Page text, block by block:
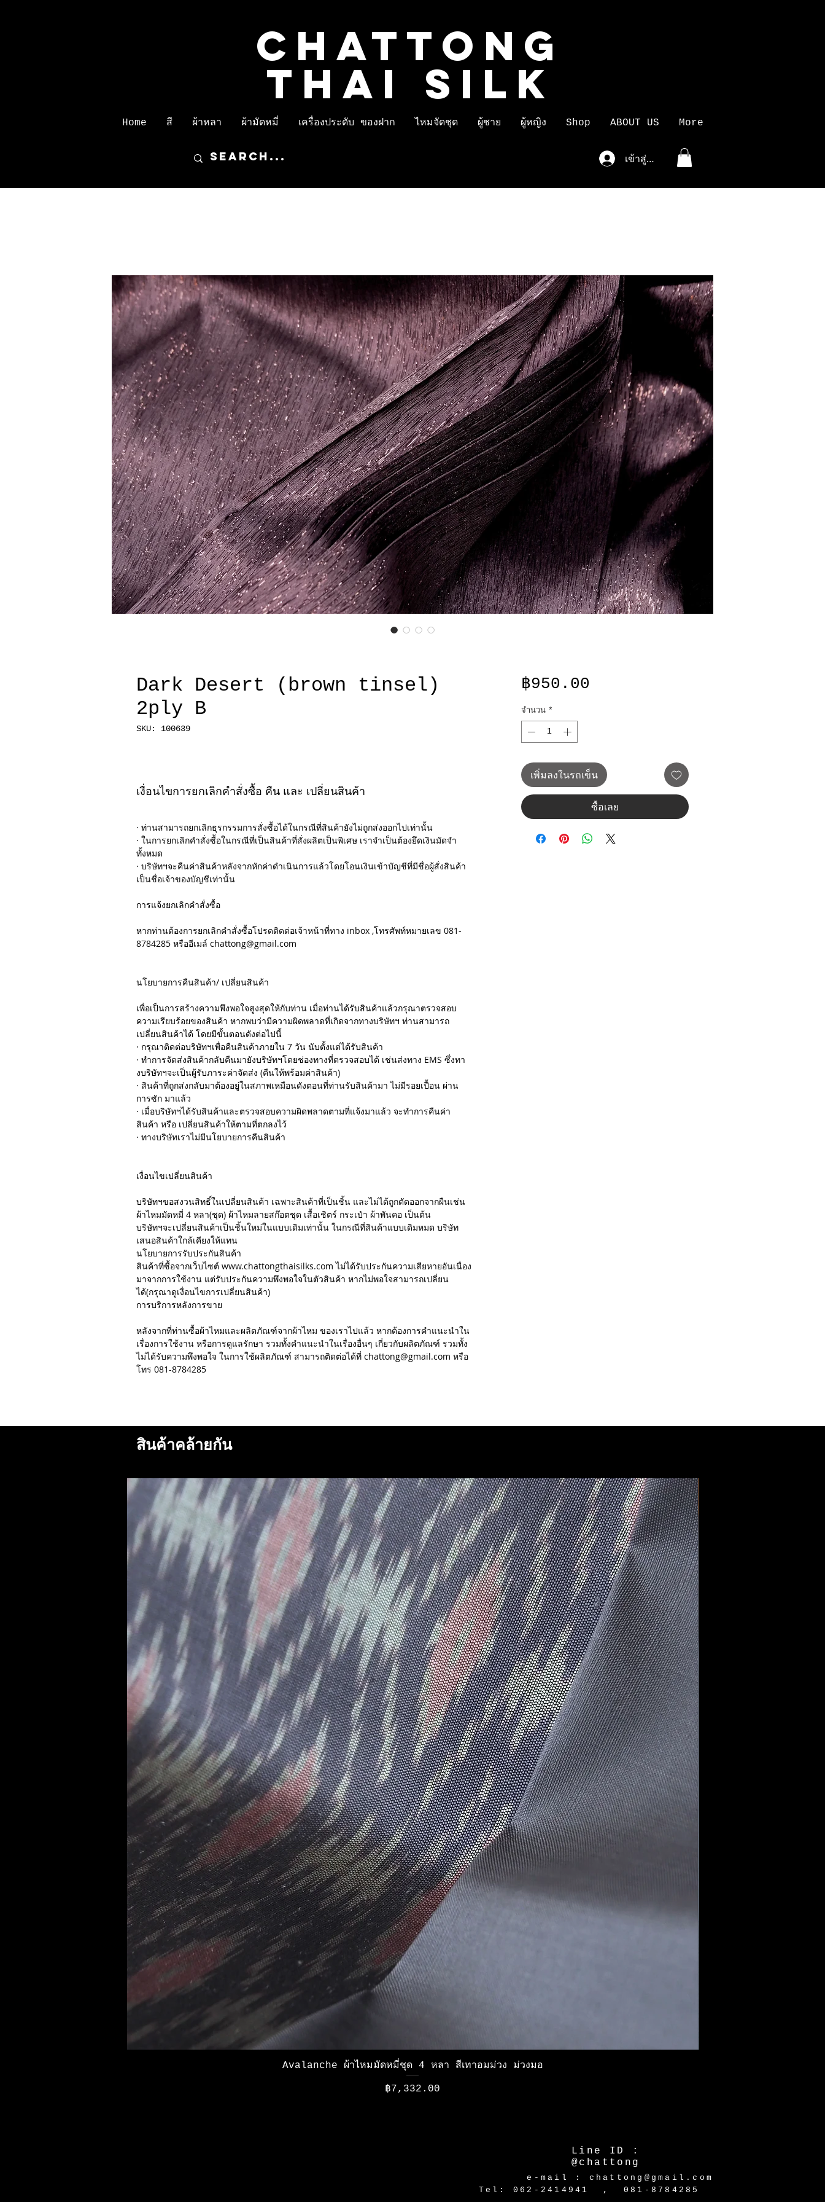
CHATTONG
THAI SILK
Home สี ผ้าหลา ผ้ามัดหมี่ เครื่องประดับ ของฝาก ไหมจัดชุด ผู้ชาย ผู้หญิง Shop ABOUT US More
เข้าสู่ระบบ
Dark Desert (brown tinsel)
2ply B
SKU: 100639
เงื่อนไขการยกเลิกคำสั่งซื้อ คืน และ เปลี่ยนสินค้า
· ท่านสามารถยกเลิกธุรกรรมการสั่งซื้อได้ในกรณีที่สินค้ายังไม่ถูกส่งออกไปเท่านั้น
· ในการยกเลิกคำสั่งซื้อในกรณีที่เป็นสินค้าที่สั่งผลิตเป็นพิเศษ เราจำเป็นต้องยึดเงินมัดจำ
ทั้งหมด
· บริษัทฯจะคืนค่าสินค้าหลังจากหักค่าดำเนินการแล้วโดยโอนเงินเข้าบัญชีที่มีชื่อผู้สั่งสินค้า
เป็นชื่อเจ้าของบัญชีเท่านั้น
การแจ้งยกเลิกคำสั่งซื้อ
หากท่านต้องการยกเลิกคำสั่งซื้อโปรดติดต่อเจ้าหน้าที่ทาง inbox ,โทรศัพท์หมายเลข 081-
8784285 หรืออีเมล์ chattong@gmail.com
นโยบายการคืนสินค้า/ เปลี่ยนสินค้า
เพื่อเป็นการสร้างความพึงพอใจสูงสุดให้กับท่าน เมื่อท่านได้รับสินค้าแล้วกรุณาตรวจสอบ
ความเรียบร้อยของสินค้า หากพบว่ามีความผิดพลาดที่เกิดจากทางบริษัทฯ ท่านสามารถ
เปลี่ยนสินค้าได้ โดยมีขั้นตอนดังต่อไปนี้
· กรุณาติดต่อบริษัทฯเพื่อคืนสินค้าภายใน 7 วัน นับตั้งแต่ได้รับสินค้า
· ทำการจัดส่งสินค้ากลับคืนมายังบริษัทฯโดยช่องทางที่ตรวจสอบได้ เช่นส่งทาง EMS ซึ่งทา
งบริษัทฯจะเป็นผู้รับภาระค่าจัดส่ง (คืนให้พร้อมค่าสินค้า)
· สินค้าที่ถูกส่งกลับมาต้องอยู่ในสภาพเหมือนดังตอนที่ท่านรับสินค้ามา ไม่มีรอยเปื้อน ผ่าน
การซัก มาแล้ว
· เมื่อบริษัทฯได้รับสินค้าและตรวจสอบความผิดพลาดตามที่แจ้งมาแล้ว จะทำการคืนค่า
สินค้า หรือ เปลี่ยนสินค้าให้ตามที่ตกลงไว้
· ทางบริษัทเราไม่มีนโยบายการคืนสินค้า
เงื่อนไขเปลี่ยนสินค้า
บริษัทฯขอสงวนสิทธิ์ในเปลี่ยนสินค้า เฉพาะสินค้าที่เป็นชิ้น และไม่ได้ถูกตัดออกจากผืนเช่น
ผ้าไหมมัดหมี่ 4 หลา(ชุด) ผ้าไหมลายสก๊อตชุด เสื้อเชิตร์ กระเป๋า ผ้าพันคอ เป็นต้น
บริษัทฯจะเปลี่ยนสินค้าเป็นชิ้นใหม่ในแบบเดิมเท่านั้น ในกรณีที่สินค้าแบบเดิมหมด บริษัท
เสนอสินค้าใกล้เคียงให้แทน
นโยบายการรับประกันสินค้า
สินค้าที่ซื้อจากเว็บไซต์ www.chattongthaisilks.com ไม่ได้รับประกันความเสียหายอันเนื่อง
มาจากการใช้งาน แต่รับประกันความพึงพอใจในตัวสินค้า หากไม่พอใจสามารถเปลี่ยน
ได้(กรุณาดูเงื่อนไขการเปลี่ยนสินค้า)
การบริการหลังการขาย
หลังจากที่ท่านซื้อผ้าไหมและผลิตภัณฑ์จากผ้าไหม ของเราไปแล้ว หากต้องการคำแนะนำใน
เรื่องการใช้งาน หรือการดูแลรักษา รวมทั้งคำแนะนำในเรื่องอื่นๆ เกี่ยวกับผลิตภัณฑ์ รวมทั้ง
ไม่ได้รับความพึงพอใจ ในการใช้ผลิตภัณฑ์ สามารถติดต่อได้ที่ chattong@gmail.com หรือ
โทร 081-8784285
฿950.00
จำนวน *
เพิ่มลงในรถเข็น
ซื้อเลย
สินค้าคล้ายกัน
ดูข้อมูลด่วน
Avalanche ผ้าไหมมัดหมี่ชุด 4 หลา สีเทาอมม่วง ม่วงมอ
ราคา
฿7,332.00
Line ID :
@chattong
e-mail : chattong@gmail.com
Tel: 062-2414941 , 081-8784285